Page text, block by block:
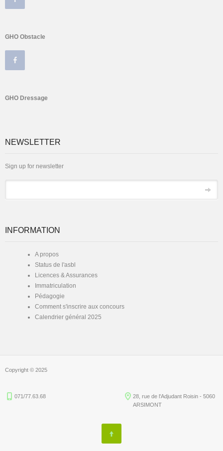
GHO Obstacle
GHO Dressage
NEWSLETTER
Sign up for newsletter
INFORMATION
A propos
Status de l'asbl
Licences & Assurances
Immatriculation
Pédagogie
Comment s'inscrire aux concours
Calendrier général 2025
Copyright © 2025
071/77.63.68
28, rue de l'Adjudant Roisin - 5060
ARSIMONT